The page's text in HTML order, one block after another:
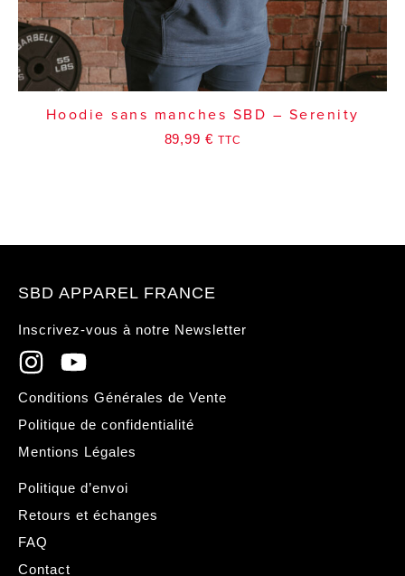
Hoodie sans manches SBD – Serenity
89,99 € TTC
SBD APPAREL FRANCE
Inscrivez-vous à notre Newsletter
Conditions Générales de Vente
Politique de confidentialité
Mentions Légales
Politique d’envoi
Retours et échanges
FAQ
Contact